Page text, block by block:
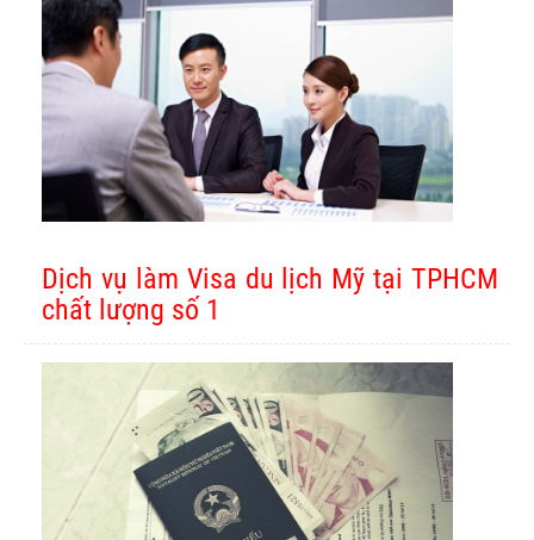
Dịch vụ làm Visa du lịch Mỹ tại TPHCM
chất lượng số 1